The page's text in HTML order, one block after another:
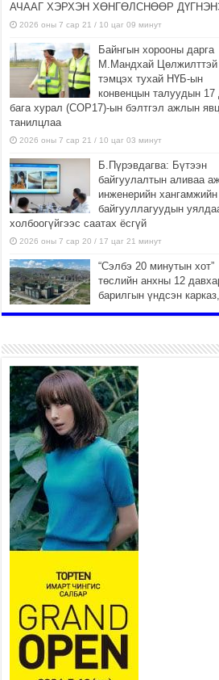
АЧААГ ХЭРХЭН ХӨНГӨЛСНӨӨР
2026 оны 7 сар 21 / 10 цаг 09 минут
Байнгын хорооны дарга
М.Мандхай Цөлжилттэй
тэмцэх тухай НҮБ-ын
конвенцын талуудын 17
бага хурал (СОР17)-ын бэлтгэл ажлын
танилцлаа
2026 оны 7 сар 21 / 10 цаг 03 минут
Б.Пүрэвдагва: Бүтээн
байгуулалтын аливаа
инженерийн хангамжийн
байгууллагуудын
холбоогүйгээс саатах ёсгүй
2026 оны 7 сар 20 / 17 цаг 21 минут
“Сэлбэ 20 минутын хот”
төслийн анхны 12
барилгын үндсэн карказ,
цутгалтын ажил
Мопед, скүүтер,
адилтгах үзүүлэлт бүхий
тээврийн хэрэгсэлтэй
холбоотой нийслэлийн
дарга захирамж гаргалаа
2026 оны 7 сар 20 / 17 цаг 11 минут
Төв цэвэрлэх
хоногт дунджаар 3 тонн
хог хаягдал ирж байна
2026 оны 7 сар 20 / 12 цаг
“Эхийн алдар” одонгийн
шаардлагыг
“Жил бүрийн өвөл, жил бүрийн ижил
2026 оны 7 сар 20 / 11 цаг 16 минут
Б.Пүрэвдагва: Нийслэлд хийх бүх замыг ус
зайлуулах хоолойтой, явган хүний болон
замтай байлгах стандарт мөрдөнө